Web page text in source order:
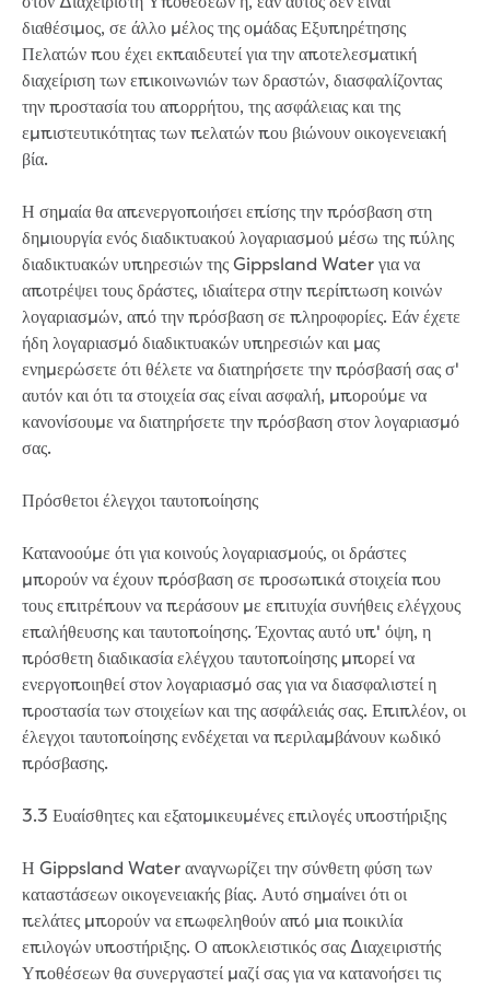
About us
Our products
Take a virtual tour
Contact us
Foot and Mouth Disease
Corporate information
Our management team
Policies and charters
Customer Charter
Drinking Water Quality Policy
Environment Policy
Gifts, Benefits and Hospitality
Privacy Policy
Public Interest Disclosure
Social media guidelines
Sponsorship Policy
Trade Waste Customer Charter
Strategies, reports and plans
2050 Vision
Annual Reports
Belonging Plan 2024-2026
Communications and Engagement
Framework
Price Submission
Urban Water Strategy
Freedom of Information
Media and news
Feedback, complaints and compliments
Public notices
Tenders
Contract documents
Procurement Complaints Policy
Your safety at our sites
διαθέσιμος, σε άλλο μέλος της ομάδας Εξυπηρέτησης
Πελατών που έχει εκπαιδευτεί για την αποτελεσματική
διαχείριση των επικοινωνιών των δραστών, διασφαλίζοντας
την προστασία του απορρήτου, της ασφάλειας και της
εμπιστευτικότητας των πελατών που βιώνουν οικογενειακή
βία.
Η σημαία θα απενεργοποιήσει επίσης την πρόσβαση στη
δημιουργία ενός διαδικτυακού λογαριασμού μέσω της πύλης
διαδικτυακών υπηρεσιών της Gippsland Water για να
αποτρέψει τους δράστες, ιδιαίτερα στην περίπτωση κοινών
λογαριασμών, από την πρόσβαση σε πληροφορίες. Εάν έχετε
ήδη λογαριασμό διαδικτυακών υπηρεσιών και μας
ενημερώσετε ότι θέλετε να διατηρήσετε την πρόσβασή σας σ'
αυτόν και ότι τα στοιχεία σας είναι ασφαλή, μπορούμε να
κανονίσουμε να διατηρήσετε την πρόσβαση στον λογαριασμό
σας.
Πρόσθετοι έλεγχοι ταυτοποίησης
Κατανοούμε ότι για κοινούς λογαριασμούς, οι δράστες
μπορούν να έχουν πρόσβαση σε προσωπικά στοιχεία που
τους επιτρέπουν να περάσουν με επιτυχία συνήθεις ελέγχους
επαλήθευσης και ταυτοποίησης. Έχοντας αυτό υπ' όψη, η
πρόσθετη διαδικασία ελέγχου ταυτοποίησης μπορεί να
ενεργοποιηθεί στον λογαριασμό σας για να διασφαλιστεί η
προστασία των στοιχείων και της ασφάλειάς σας. Επιπλέον, οι
έλεγχοι ταυτοποίησης ενδέχεται να περιλαμβάνουν κωδικό
πρόσβασης.
3.3 Ευαίσθητες και εξατομικευμένες επιλογές υποστήριξης
Η Gippsland Water αναγνωρίζει την σύνθετη φύση των
καταστάσεων οικογενειακής βίας. Αυτό σημαίνει ότι οι
πελάτες μπορούν να επωφεληθούν από μια ποικιλία
επιλογών υποστήριξης. Ο αποκλειστικός σας Διαχειριστής
Υποθέσεων θα συνεργαστεί μαζί σας για να κατανοήσει τις